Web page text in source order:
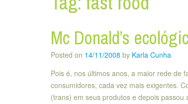
Mc Donald’s
Posted on 14/11/2008 by Karla Cunha
Pois é, nos últimos anos, a maior rede de
consumidores, cada vez mais exigentes.
(trans) em seus produtos e depois